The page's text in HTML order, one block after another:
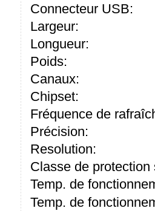
Connecteur USB:
Largeur:
Longueur:
Poids:
Canaux:
Chipset:
Fréquence de
Précision:
Resolution:
Classe de protection
Temp. de
Temp. de